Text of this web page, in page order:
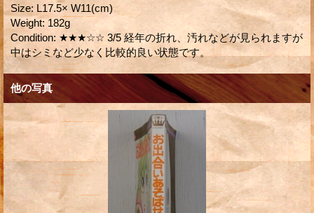
Size: L17.5× W11(cm)
Weight: 182g
Condition: ★★★☆☆ 3/5 経年の折れ、汚れなどが見られますが
中はシミなど少なく比較的良い状態です。
他の写真